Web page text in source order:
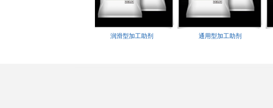
润滑型加工助剂 通用型加工助剂